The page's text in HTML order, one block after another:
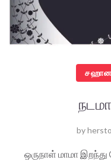
by
ஒருநாள் மாமா